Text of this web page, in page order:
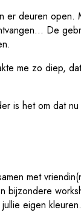
er deuren open.
De
me zo diep,
is het om dat
met
bijzondere
eigen kleuren.